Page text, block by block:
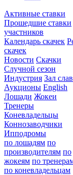
Активные ставки
Прошедшие ставки
участников
Календарь скачек
скачек
Новости Скачки
Случной сезон
Индустрия Зал
Аукционы English
Лошади Жокеи
Тренеры
Коневладельцы
Коннозаводчики
Ипподромы
по лошадям по
производителям по
жокеям по
по коневладельцам